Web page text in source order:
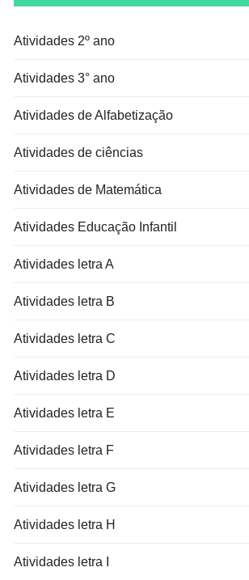
Atividades 2º ano
Atividades 3° ano
Atividades de Alfabetização
Atividades de ciências
Atividades de Matemática
Atividades Educação Infantil
Atividades letra A
Atividades letra B
Atividades letra C
Atividades letra D
Atividades letra E
Atividades letra F
Atividades letra G
Atividades letra H
Atividades letra I